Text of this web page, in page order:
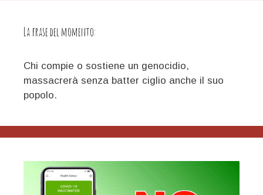
La frase del momento:
Chi compie o sostiene un genocidio,
massacrerà senza batter ciglio anche il suo
popolo.